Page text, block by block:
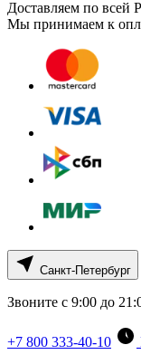
Доставляем по всей
Мы принимаем к
Санкт-Петербург
Звоните с 9:00 до
+7 800 333-40-10